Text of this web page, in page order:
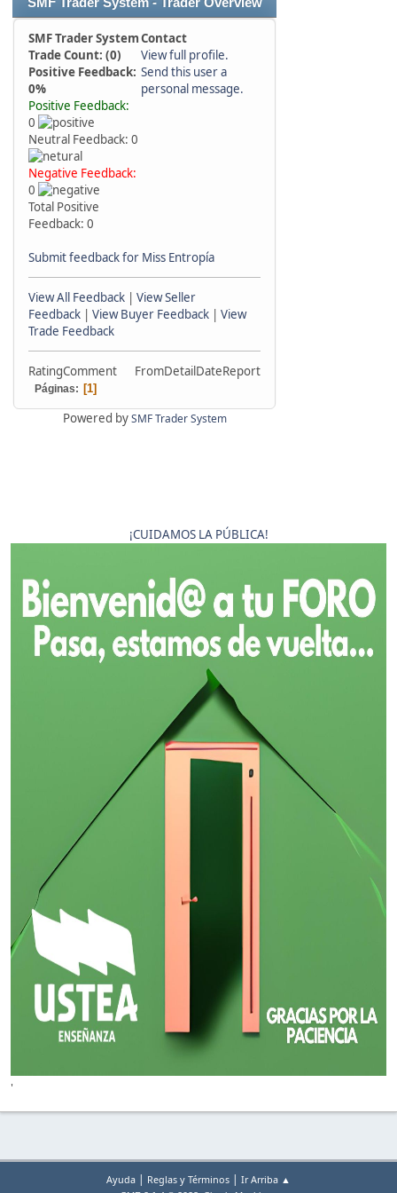
SMF Trader SystemContact
Trade Count: (0)
View full profile.
Positive Feedback:
0%
Send this user a
personal message.
Positive Feedback:
0
Neutral Feedback: 0
Negative Feedback:
0
Total Positive
Feedback: 0
Submit feedback for Miss Entropía
View All Feedback | View Seller
Feedback | View Buyer Feedback | View
Trade Feedback
RatingComment FromDetailDateReport
Páginas 1
Powered bySMF Trader System
¡CUIDAMOS LA PÚBLICA!
'
Ayuda | Reglas y Términos | Ir Arriba ▲